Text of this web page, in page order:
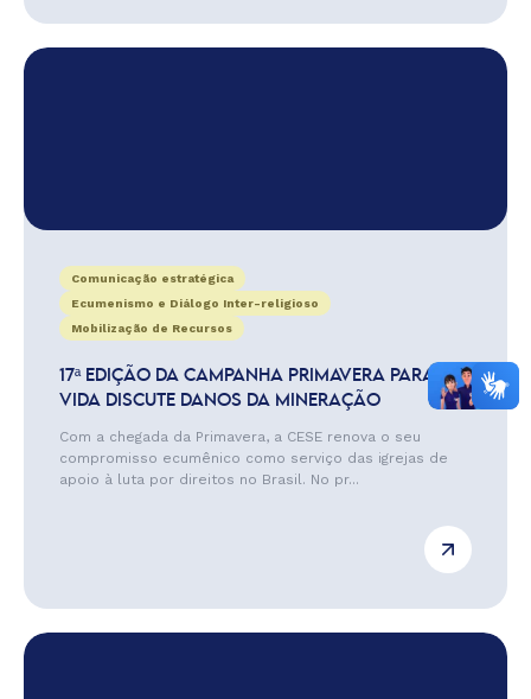
Comunicação estratégica
Ecumenismo e Diálogo Inter-religioso
Mobilização de Recursos
17ª EDIÇÃO DA CAMPANHA PRIMAVERA PARA A
VIDA DISCUTE DANOS DA MINERAÇÃO
Com a chegada da Primavera, a CESE renova o seu
compromisso ecumênico como serviço das igrejas de
apoio à luta por direitos no Brasil. No pr...